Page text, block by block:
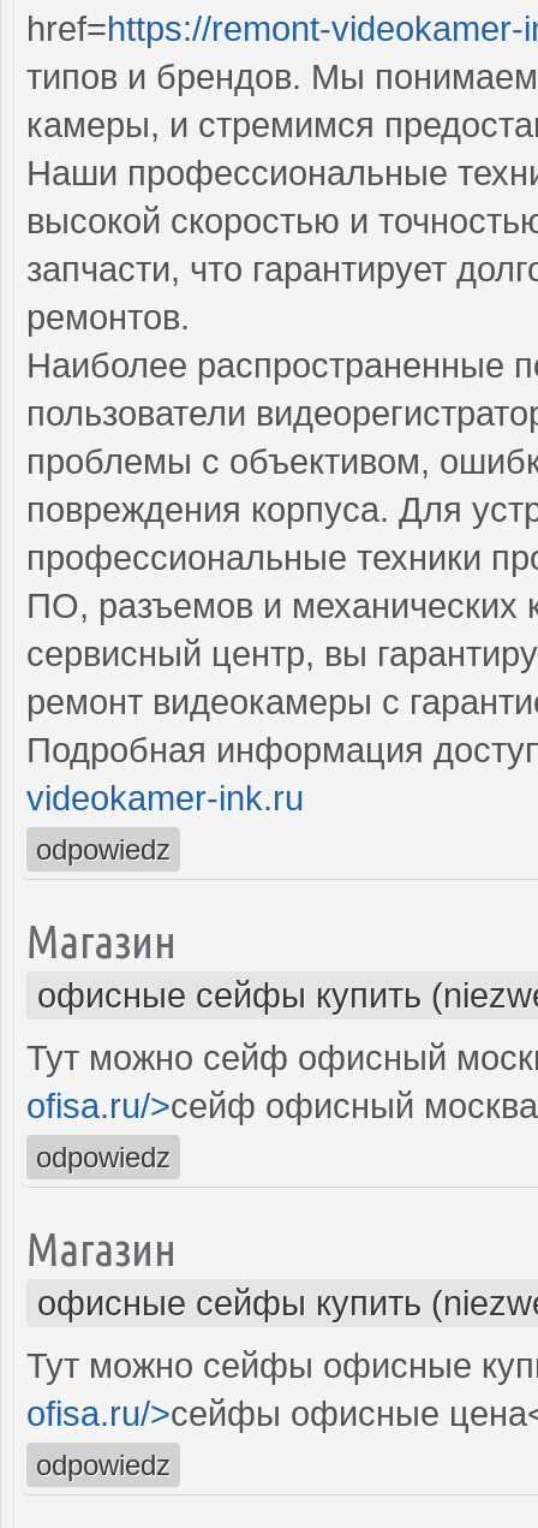
href=https://remont-videokamer-
типов и брендов. Мы
камеры, и стремимся
Наши профессиональные
высокой скоростью и
запчасти, что гарантирует
ремонтов.
Наиболее распространенные
пользователи
проблемы с объективом,
повреждения корпуса. Для
профессиональные техники
ПО, разъемов и
сервисный центр, вы
ремонт видеокамеры с
Подробная информация
videokamer-ink.ru
odpowiedz
Магазин
офисные сейфы купить
Тут можно сейф офисный
ofisa.ru/>сейф офисный
odpowiedz
Магазин
офисные сейфы купить
Тут можно сейфы офисные
ofisa.ru/>сейфы офисные
odpowiedz